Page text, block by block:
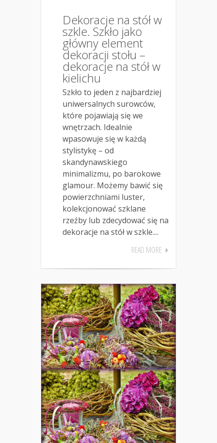
Dekoracje na stół w
szkle. Szkło jako
główny element
dekoracji stołu –
dekoracje na stół w
kielichu
Szkło to jeden z najbardziej
uniwersalnych surowców,
które pojawiają się we
wnętrzach. Idealnie
wpasowuje się w każdą
stylistykę – od
skandynawskiego
minimalizmu, po barokowe
glamour. Możemy bawić się
powierzchniami luster,
kolekcjonować szklane
rzeźby lub zdecydować się na
dekoracje na stół w szkle....
READ MORE